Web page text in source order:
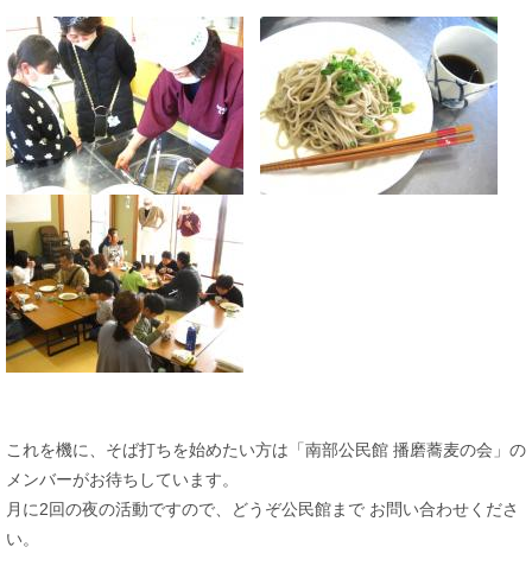
これを機に、そば打ちを始めたい方は「南部公民館 播磨蕎麦の会」の
メンバーがお待ちしています。
月に2回の夜の活動ですので、どうぞ公民館まで お問い合わせくださ
い。